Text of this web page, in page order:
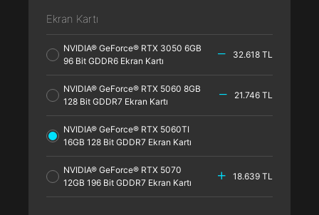
Ekran Kartı
NVIDIA® GeForce® RTX 3050 6GB
96 Bit GDDR6 Ekran Kartı
32.618 TL
NVIDIA® GeForce® RTX 5060 8GB
128 Bit GDDR7 Ekran Kartı
21.746 TL
NVIDIA® GeForce® RTX 5060TI
16GB 128 Bit GDDR7 Ekran Kartı
NVIDIA® GeForce® RTX 5070
12GB 196 Bit GDDR7 Ekran Kartı
18.639 TL